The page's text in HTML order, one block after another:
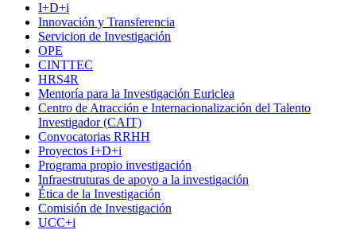
I+D+i
Innovación y Transferencia
Servicion de Investigación
OPE
CINTTEC
HRS4R
Mentoría para la Investigación Euriclea
Centro de Atracción e Internacionalización del Talento
Investigador (CAIT)
Convocatorias RRHH
Proyectos I+D+i
Programa propio investigación
Infraestruturas de apoyo a la investigación
Ética de la Investigación
Comisión de Investigación
UCC+i